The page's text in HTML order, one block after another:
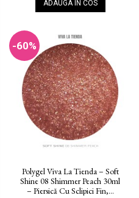
ADAUGA IN COS
-60%
Polygel Viva La Tienda – Soft
Shine 08 Shimmer Peach 30ml
– Piersică Cu Sclipici Fin,...